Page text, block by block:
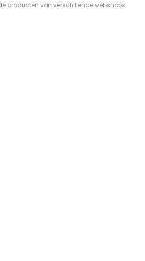
producten van verschillende webshops.